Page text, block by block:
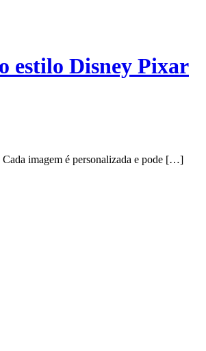
estilo Disney Pixar
Cada imagem é personalizada e pode […]